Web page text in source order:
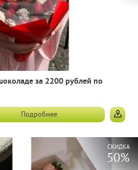
за 2200 рублей по
Подробнее
СКИДКА
50%